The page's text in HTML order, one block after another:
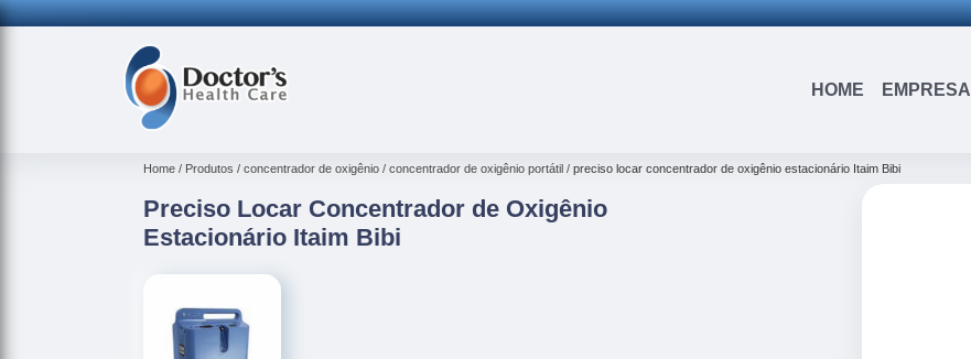
(15)3326-9334 (15)99109-3183
HOME EMPRESA
Home Produtos concentrador de oxigênio concentrador de oxigênio portátil preciso locar concentrador de oxigênio estacionário Itaim Bibi
Preciso Locar Concentrador de Oxigênio
Estacionário Itaim Bibi